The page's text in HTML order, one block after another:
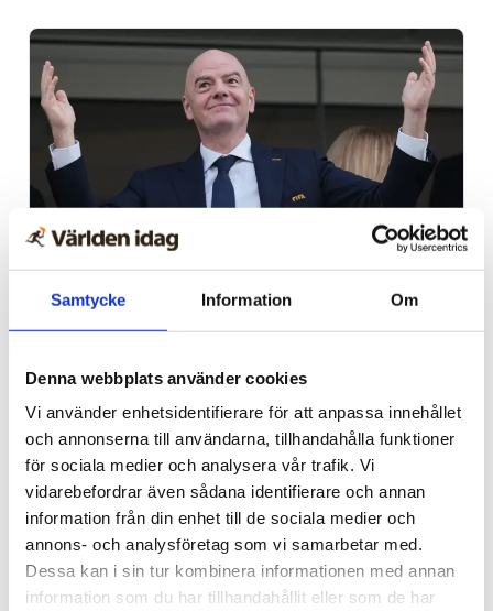
Samtycke Information Om
Denna webbplats använder cookies
Vi använder enhetsidentifierare för att anpassa innehållet
och annonserna till användarna, tillhandahålla funktioner
för sociala medier och analysera vår trafik. Vi
vidarebefordrar även sådana identifierare och annan
information från din enhet till de sociala medier och
annons- och analysföretag som vi samarbetar med.
Dessa kan i sin tur kombinera informationen med annan
information som du har tillhandahållit eller som de har
Sport
Fotbollspamp i blåsväder –
ville sälja VM